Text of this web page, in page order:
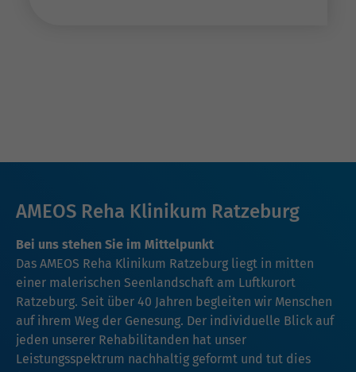
AMEOS Reha Klinikum Ratzeburg
Bei uns stehen Sie im Mittelpunkt
Das AMEOS Reha Klinikum Ratzeburg liegt in mitten
einer malerischen Seenlandschaft am Luftkurort
Ratzeburg. Seit über 40 Jahren begleiten wir Menschen
auf ihrem Weg der Genesung. Der individuelle Blick auf
jeden unserer Rehabilitanden hat unser
Leistungsspektrum nachhaltig geformt und tut dies